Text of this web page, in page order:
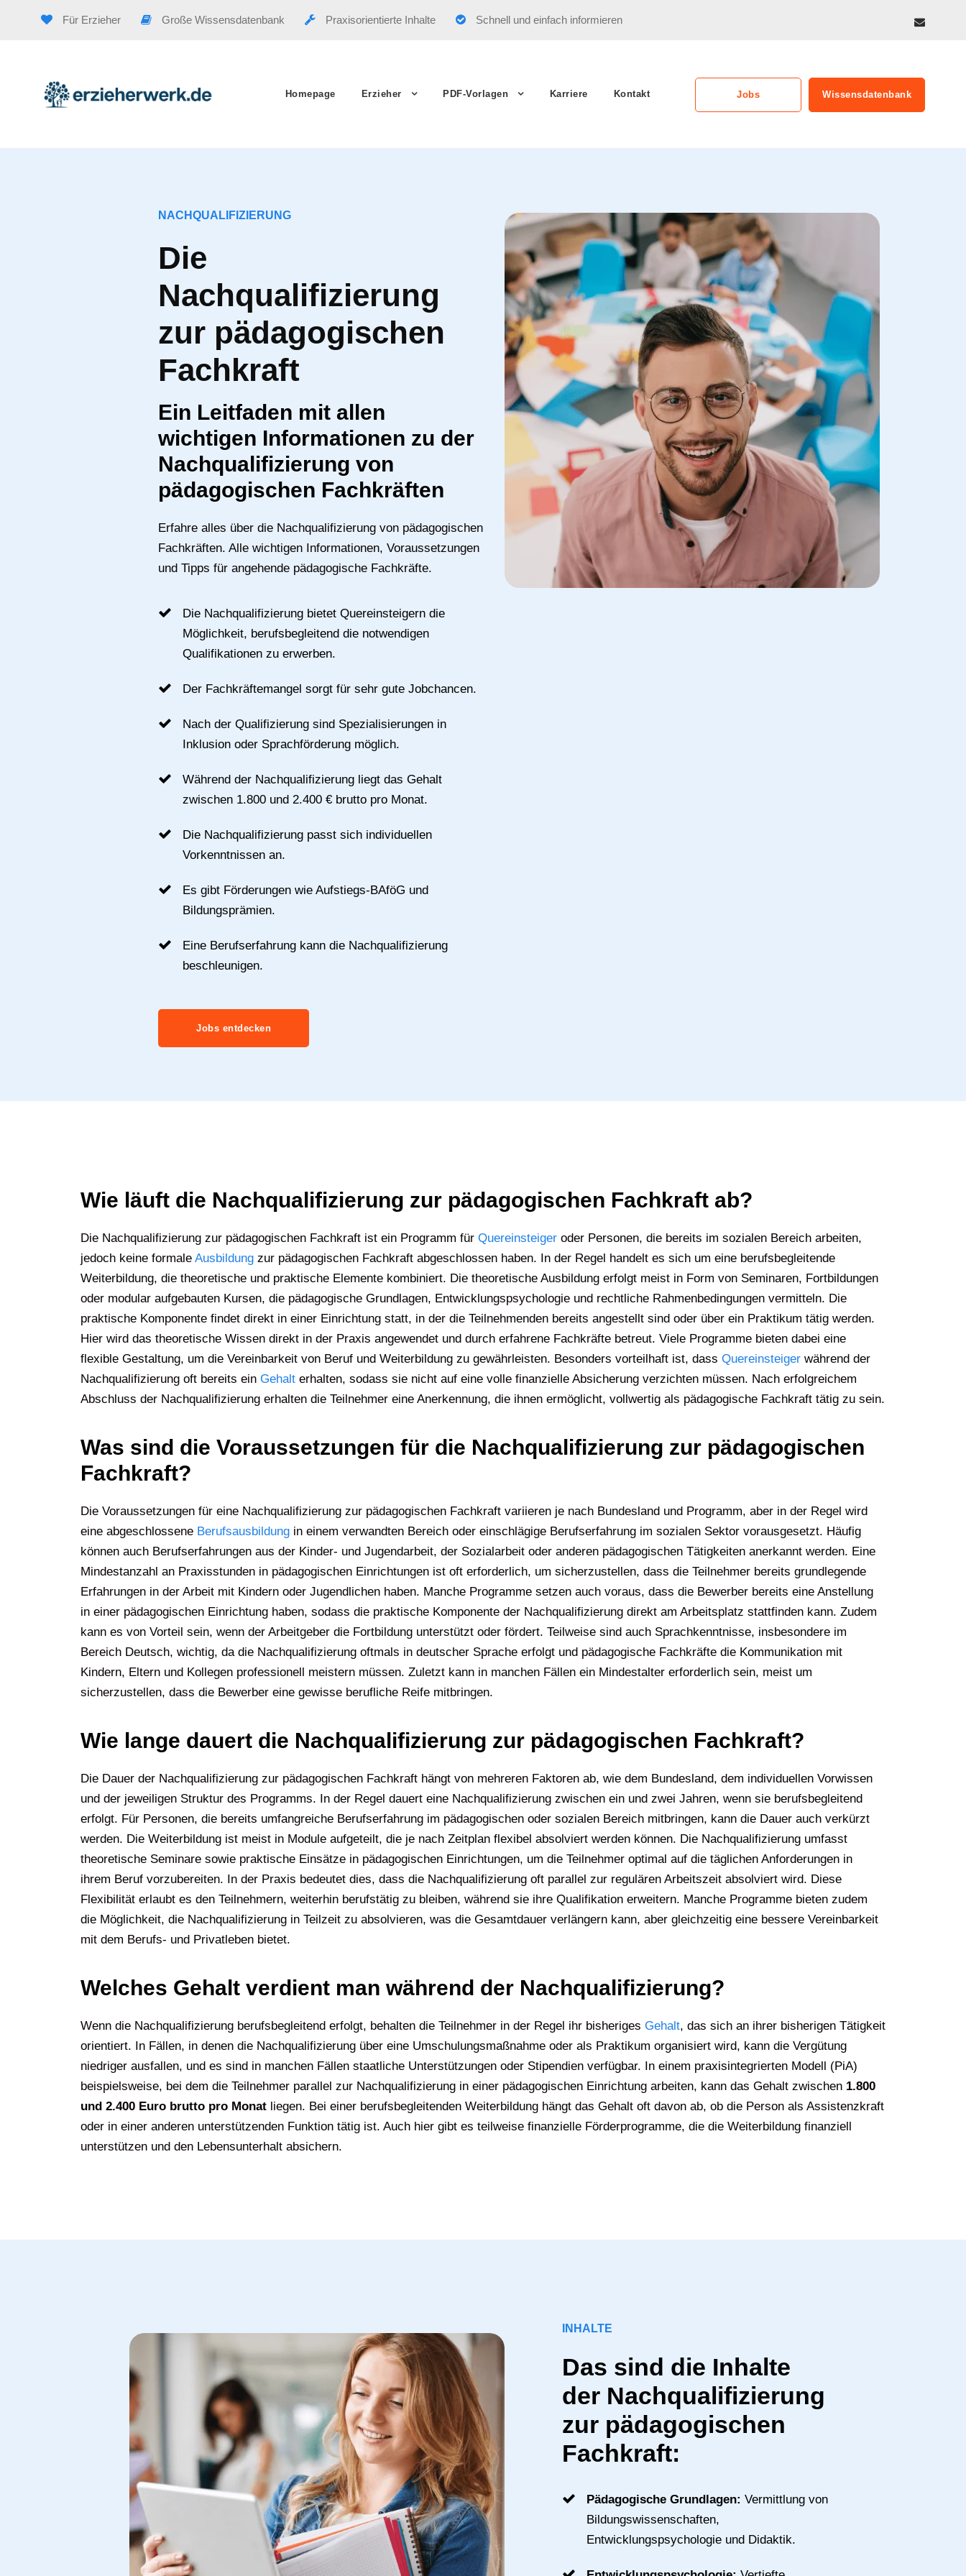
Für Erzieher Große Wissensdatenbank Praxisorientierte Inhalte Schnell und einfach informieren
Homepage Erzieher PDF-Vorlagen Karriere Kontakt Jobs Wissensdatenbank
NACHQUALIFIZIERUNG
Die
Nachqualifizierung
zur pädagogischen
Fachkraft
Ein Leitfaden mit allen
wichtigen Informationen zu der
Nachqualifizierung von
pädagogischen Fachkräften
Erfahre alles über die Nachqualifizierung von pädagogischen
Fachkräften. Alle wichtigen Informationen, Voraussetzungen
und Tipps für angehende pädagogische Fachkräfte.
Die Nachqualifizierung bietet Quereinsteigern die
Möglichkeit, berufsbegleitend die notwendigen
Qualifikationen zu erwerben.
Der Fachkräftemangel sorgt für sehr gute Jobchancen.
Nach der Qualifizierung sind Spezialisierungen in
Inklusion oder Sprachförderung möglich.
Während der Nachqualifizierung liegt das Gehalt
zwischen 1.800 und 2.400 € brutto pro Monat.
Die Nachqualifizierung passt sich individuellen
Vorkenntnissen an.
Es gibt Förderungen wie Aufstiegs-BAföG und
Bildungsprämien.
Eine Berufserfahrung kann die Nachqualifizierung
beschleunigen.
Jobs entdecken
Wie läuft die Nachqualifizierung zur pädagogischen Fachkraft ab?
Die Nachqualifizierung zur pädagogischen Fachkraft ist ein Programm für Quereinsteiger oder Personen, die bereits im sozialen Bereich arbeiten,
jedoch keine formale Ausbildung zur pädagogischen Fachkraft abgeschlossen haben. In der Regel handelt es sich um eine berufsbegleitende
Weiterbildung, die theoretische und praktische Elemente kombiniert. Die theoretische Ausbildung erfolgt meist in Form von Seminaren, Fortbildungen
oder modular aufgebauten Kursen, die pädagogische Grundlagen, Entwicklungspsychologie und rechtliche Rahmenbedingungen vermitteln. Die
praktische Komponente findet direkt in einer Einrichtung statt, in der die Teilnehmenden bereits angestellt sind oder über ein Praktikum tätig werden.
Hier wird das theoretische Wissen direkt in der Praxis angewendet und durch erfahrene Fachkräfte betreut. Viele Programme bieten dabei eine
flexible Gestaltung, um die Vereinbarkeit von Beruf und Weiterbildung zu gewährleisten. Besonders vorteilhaft ist, dass Quereinsteiger während der
Nachqualifizierung oft bereits ein Gehalt erhalten, sodass sie nicht auf eine volle finanzielle Absicherung verzichten müssen. Nach erfolgreichem
Abschluss der Nachqualifizierung erhalten die Teilnehmer eine Anerkennung, die ihnen ermöglicht, vollwertig als pädagogische Fachkraft tätig zu sein.
Was sind die Voraussetzungen für die Nachqualifizierung zur pädagogischen
Fachkraft?
Die Voraussetzungen für eine Nachqualifizierung zur pädagogischen Fachkraft variieren je nach Bundesland und Programm, aber in der Regel wird
eine abgeschlossene Berufsausbildung in einem verwandten Bereich oder einschlägige Berufserfahrung im sozialen Sektor vorausgesetzt. Häufig
können auch Berufserfahrungen aus der Kinder- und Jugendarbeit, der Sozialarbeit oder anderen pädagogischen Tätigkeiten anerkannt werden. Eine
Mindestanzahl an Praxisstunden in pädagogischen Einrichtungen ist oft erforderlich, um sicherzustellen, dass die Teilnehmer bereits grundlegende
Erfahrungen in der Arbeit mit Kindern oder Jugendlichen haben. Manche Programme setzen auch voraus, dass die Bewerber bereits eine Anstellung
in einer pädagogischen Einrichtung haben, sodass die praktische Komponente der Nachqualifizierung direkt am Arbeitsplatz stattfinden kann. Zudem
kann es von Vorteil sein, wenn der Arbeitgeber die Fortbildung unterstützt oder fördert. Teilweise sind auch Sprachkenntnisse, insbesondere im
Bereich Deutsch, wichtig, da die Nachqualifizierung oftmals in deutscher Sprache erfolgt und pädagogische Fachkräfte die Kommunikation mit
Kindern, Eltern und Kollegen professionell meistern müssen. Zuletzt kann in manchen Fällen ein Mindestalter erforderlich sein, meist um
sicherzustellen, dass die Bewerber eine gewisse berufliche Reife mitbringen.
Wie lange dauert die Nachqualifizierung zur pädagogischen Fachkraft?
Die Dauer der Nachqualifizierung zur pädagogischen Fachkraft hängt von mehreren Faktoren ab, wie dem Bundesland, dem individuellen Vorwissen
und der jeweiligen Struktur des Programms. In der Regel dauert eine Nachqualifizierung zwischen ein und zwei Jahren, wenn sie berufsbegleitend
erfolgt. Für Personen, die bereits umfangreiche Berufserfahrung im pädagogischen oder sozialen Bereich mitbringen, kann die Dauer auch verkürzt
werden. Die Weiterbildung ist meist in Module aufgeteilt, die je nach Zeitplan flexibel absolviert werden können. Die Nachqualifizierung umfasst
theoretische Seminare sowie praktische Einsätze in pädagogischen Einrichtungen, um die Teilnehmer optimal auf die täglichen Anforderungen in
ihrem Beruf vorzubereiten. In der Praxis bedeutet dies, dass die Nachqualifizierung oft parallel zur regulären Arbeitszeit absolviert wird. Diese
Flexibilität erlaubt es den Teilnehmern, weiterhin berufstätig zu bleiben, während sie ihre Qualifikation erweitern. Manche Programme bieten zudem
die Möglichkeit, die Nachqualifizierung in Teilzeit zu absolvieren, was die Gesamtdauer verlängern kann, aber gleichzeitig eine bessere Vereinbarkeit
mit dem Berufs- und Privatleben bietet.
Welches Gehalt verdient man während der Nachqualifizierung?
Wenn die Nachqualifizierung berufsbegleitend erfolgt, behalten die Teilnehmer in der Regel ihr bisheriges Gehalt, das sich an ihrer bisherigen Tätigkeit
orientiert. In Fällen, in denen die Nachqualifizierung über eine Umschulungsmaßnahme oder als Praktikum organisiert wird, kann die Vergütung
niedriger ausfallen, und es sind in manchen Fällen staatliche Unterstützungen oder Stipendien verfügbar. In einem praxisintegrierten Modell (PiA)
beispielsweise, bei dem die Teilnehmer parallel zur Nachqualifizierung in einer pädagogischen Einrichtung arbeiten, kann das Gehalt zwischen 1.800
und 2.400 Euro brutto pro Monat liegen. Bei einer berufsbegleitenden Weiterbildung hängt das Gehalt oft davon ab, ob die Person als Assistenzkraft
oder in einer anderen unterstützenden Funktion tätig ist. Auch hier gibt es teilweise finanzielle Förderprogramme, die die Weiterbildung finanziell
unterstützen und den Lebensunterhalt absichern.
INHALTE
Das sind die Inhalte
der Nachqualifizierung
zur pädagogischen
Fachkraft:
Pädagogische Grundlagen: Vermittlung von
Bildungswissenschaften,
Entwicklungspsychologie und Didaktik.